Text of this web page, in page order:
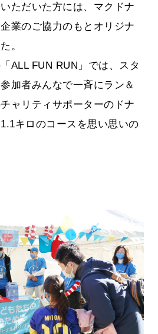
ただいた方には、マクドナ
業のご協力のもとオリジナ
。
ALL FUN RUN」では、スタ
加者みんなで一斉にラン＆
ャリティサポーターのドナ
キロのコースを思い思いの